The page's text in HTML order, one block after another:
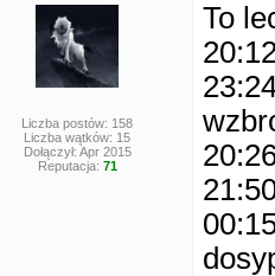
Liczba postów: 158
Liczba wątków: 15
Dołączył: Apr 2015
Reputacja: 71
To